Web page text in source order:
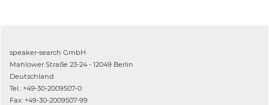
speaker-search GmbH
Mahlower Straße 23-24 - 12049 Berlin
Deutschland
Tel.: +49-30-2009507-0
Fax: +49-30-2009507-99